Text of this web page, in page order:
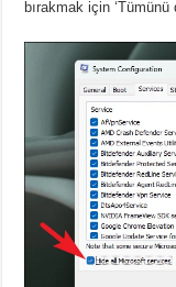
bırakmak için ‘Tümünü